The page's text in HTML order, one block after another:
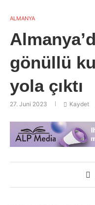
ALMANYA
gönüllü
yola çıktı
27. Juni 2023 Kaydet